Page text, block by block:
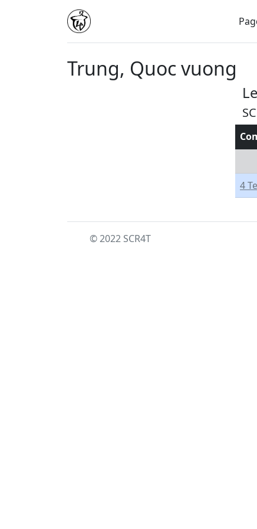
Trung, Quoc vuong
4
© 2022 SCR4T